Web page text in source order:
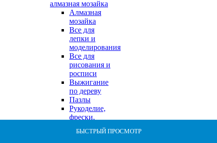
БЫСТРЫЙ ПРОСМОТР
БЫСТРЫЙ ПРОСМОТР
БЫСТРЫЙ ПРОСМОТР
БЫСТРЫЙ ПРОСМОТР
БЫСТРЫЙ ПРОСМОТР
БЫСТРЫЙ ПРОСМОТР
БЫСТРЫЙ ПРОСМОТР
БЫСТРЫЙ ПРОСМОТР
БЫСТРЫЙ ПРОСМОТР
БЫСТРЫЙ ПРОСМОТР
алмазная мозайка
Алмазная
мозайка
Все для
лепки и
моделирования
Все для
рисования и
росписи
Выжигание
по дереву
Пазлы
Рукоделие,
фрески,
бисероплетение
Творческие